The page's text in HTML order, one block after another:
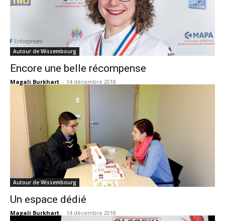
Autour de Wissembourg
Encore une belle récompense
Magali Burkhart - 14 décembre 2018
Autour de Wissembourg
Un espace dédié
Magali Burkhart - 14 décembre 2018